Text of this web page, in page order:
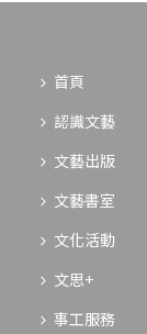
首頁
認識文藝
文藝出版
文藝書室
文化活動
文思+
事工服務